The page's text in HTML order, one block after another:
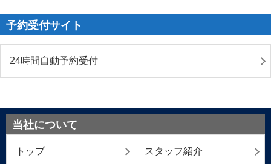
予約受付サイト
24時間自動予約受付
当社について
トップ スタッフ紹介